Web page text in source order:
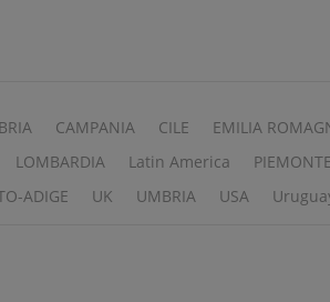
CAMPANIA CILE
EMILIA
LOMBARDIA Latin America
ADIGE UK UMBRIA USA